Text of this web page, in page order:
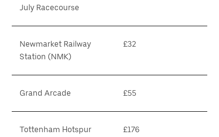
July Racecourse
Newmarket Railway
Station (NMK)
£32
Grand Arcade £55
Tottenham Hotspur
£176